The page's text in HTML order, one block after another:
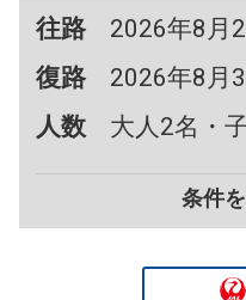
往路
2026年8月
復路
2026年8月
人数
大人2名・
条件